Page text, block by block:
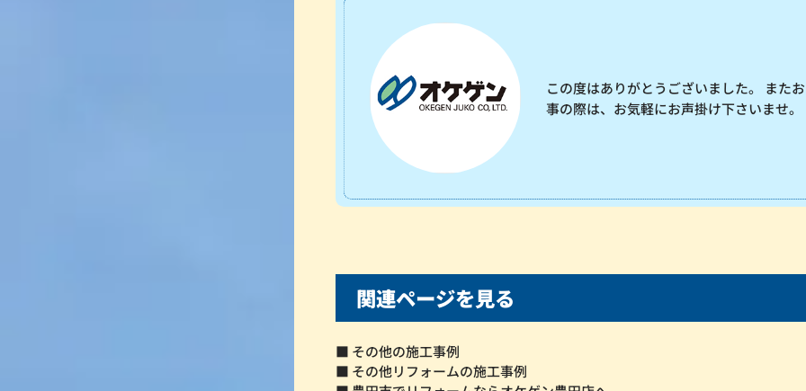
この度はありがとうございました。 また
事の際は、お気軽にお声掛け下さいませ。
関連ページを見る
■ その他の施工事例
■ その他リフォームの施工事例